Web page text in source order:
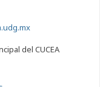
del CUCEA